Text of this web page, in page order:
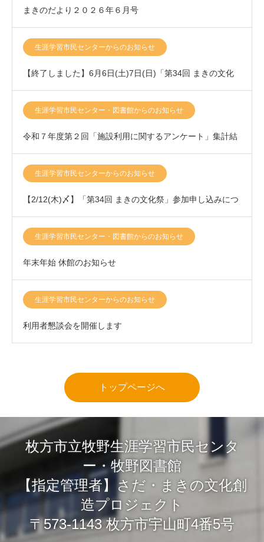
まきのだより２０２６年６月号
生涯学習市民センターからのお知らせ
【終了しました】6月6日(土)7日(日)「第34回 まきの文化
祭」開催いたします！
生涯学習市民センター・図書館からのお知らせ
令和７年度第２回「施設利用に関するアンケート」集計結
果について
生涯学習市民センターからのお知らせ
【2/12(木)〆】「第34回 まきの文化祭」参加申し込みにつ
きまして
生涯学習市民センター・図書館からのお知らせ
年末年始 休館のお知らせ
生涯学習市民センターからのお知らせ
利用者懇談会を開催します
トップページへ
枚方市立牧野生涯学習市民センタ
ー・牧野図書館
【指定管理者】さだ・まきの文化創
造プロジェクト
〒573-1143 枚方市宇山町4番5号